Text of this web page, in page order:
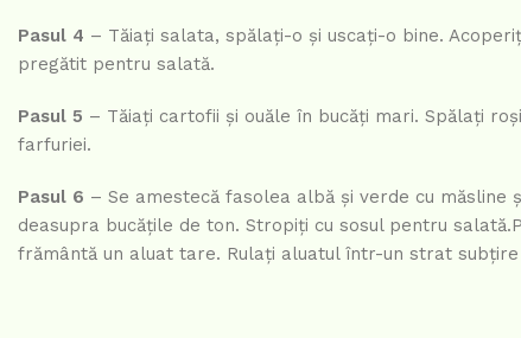
Pasul 4 – Tăiați salata, spălați-o și uscați-o bine.
pregătit pentru salată.
Pasul 5 – Tăiați cartofii și ouăle în bucăți mari. Spălați
farfuriei.
Pasul 6 – Se amestecă fasolea albă și verde cu măsline
deasupra bucățile de ton. Stropiți cu sosul pentru
frământă un aluat tare. Rulați aluatul într-un strat